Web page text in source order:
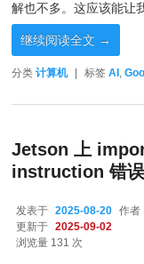
解也不多。这应该能让
继续阅读全文 →
分类 计算机 标签 AI ,
Jetson 上
instruction 错误
发表于 2025-08-20 作者
更新于
2025-09-02
浏览量 131 次